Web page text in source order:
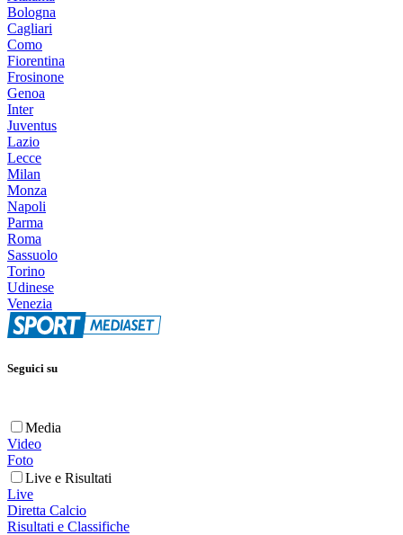
Bologna
Cagliari
Como
Fiorentina
Frosinone
Genoa
Inter
Juventus
Lazio
Lecce
Milan
Monza
Napoli
Parma
Roma
Sassuolo
Torino
Udinese
Venezia
Seguici su
Media
Video
Foto
Live e Risultati
Live
Diretta Calcio
Risultati e Classifiche